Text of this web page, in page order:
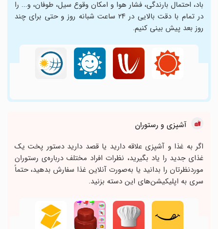
باد، احتمال بارندگی، فشار هوا و امکان وقوع سیل، طوفان، و... را
در تمام با دقت بالایی در ۲۴ ساعت شبانه روز و حتی برای چند
روز بعد پیش بینی کنیم.
آشپزی و رستوران
اگر به غذا و آشپزی علاقه دارید یا قصد دارید دستور پخت یک
غذای جدید را یاد بگیرید، نظرات افراد مختلف درباره‌ی رستوران
موردنظرتان را بدانید یا به‌صورت آنلاین غذا سفارش بدهید، حتماً
سری به اپلیکیشن‌های این دسته بزنید.